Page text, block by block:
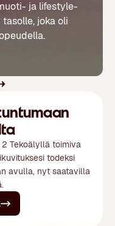
ja lifestyle-
joka oli
Tekoälyllä toimiva
todeksi
avulla, nyt saatavilla